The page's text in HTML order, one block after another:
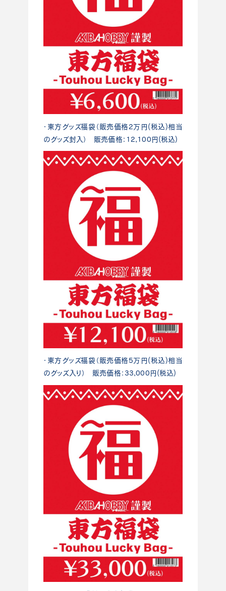
・東方グッズ福袋（販売価格2万円(税込)相当
のグッズ封入） 販売価格：12,100円(税込)
・東方グッズ福袋（販売価格5万円(税込)相当
のグッズ入り） 販売価格：33,000円(税込)